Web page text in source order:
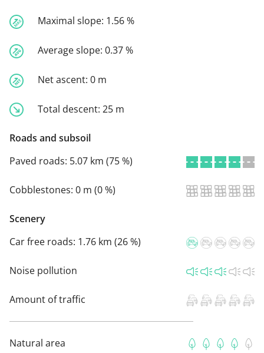
Maximal slope: 1.56 %
Average slope: 0.37 %
Net ascent: 0 m
Total descent: 25 m
Roads and subsoil
Paved roads: 5.07 km (75 %)
Cobblestones: 0 m (0 %)
Scenery
Car free roads: 1.76 km (26 %)
Noise pollution
Amount of traffic
Natural area